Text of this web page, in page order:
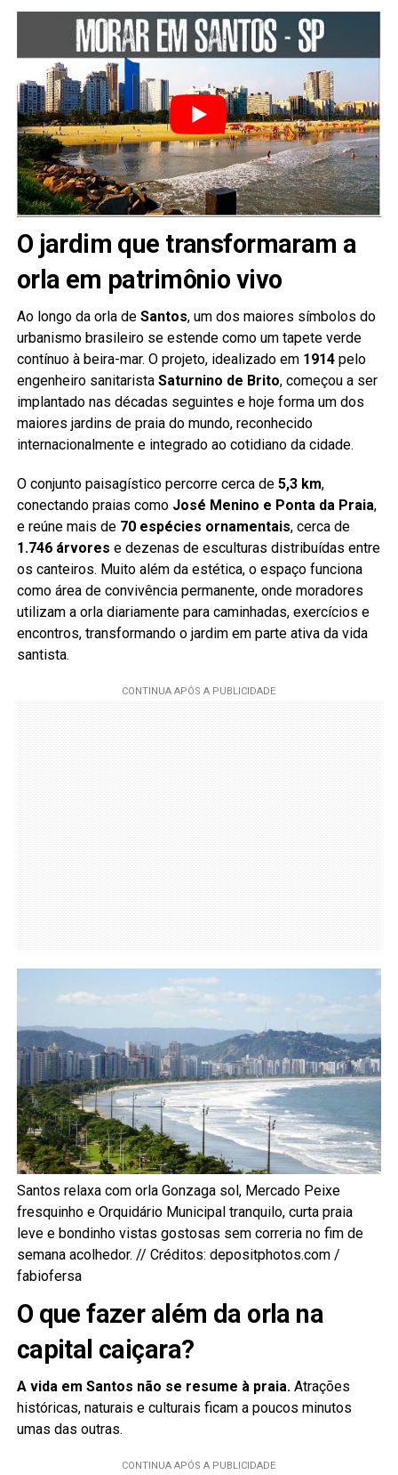
O jardim que transformaram a
orla em patrimônio vivo
Ao longo da orla de Santos, um dos maiores símbolos do
urbanismo brasileiro se estende como um tapete verde
contínuo à beira-mar. O projeto, idealizado em 1914pelo
engenheiro sanitarista Saturnino de Brito, começou a ser
implantado nas décadas seguintes e hoje forma um dos
maiores jardins de praia do mundo, reconhecido
internacionalmente e integrado ao cotidiano da cidade.
O conjunto paisagístico percorre cerca de 5,3 km,
conectando praias como José Menino e Ponta da Praia,
e reúne mais de 70 espécies ornamentais, cerca de
1.746 árvores e dezenas de esculturas distribuídas entre
os canteiros. Muito além da estética, o espaço funciona
como área de convivência permanente, onde moradores
utilizam a orla diariamente para caminhadas, exercícios e
encontros, transformando o jardim em parte ativa da vida
santista.
Santos relaxa com orla Gonzaga sol, Mercado Peixe
fresquinho e Orquidário Municipal tranquilo, curta praia
leve e bondinho vistas gostosas sem correria no fim de
semana acolhedor. // Créditos: depositphotos.com /
fabiofersa
O que fazer além da orla na
capital caiçara?
A vida em Santos não se resume à praia.Atrações
históricas, naturais e culturais ficam a poucos minutos
umas das outras.